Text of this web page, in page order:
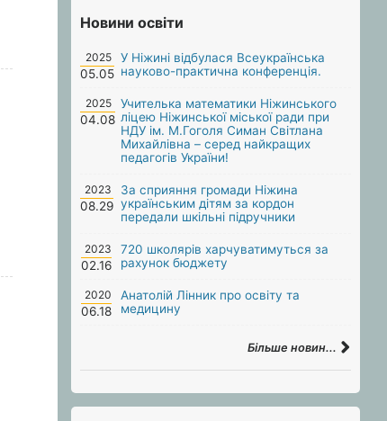
Новини освіти
2025
05.05
У Ніжині відбулася Всеукраїнська
науково-практична конференція.
2025
04.08
Учителька математики Ніжинського
ліцею Ніжинської міської ради при
НДУ ім. М.Гоголя Симан Світлана
Михайлівна – серед найкращих
педагогів України!
2023
08.29
За сприяння громади Ніжина
українським дітям за кордон
передали шкільні підручники
2023
02.16
720 школярів харчуватимуться за
рахунок бюджету
2020
06.18
Анатолій Лінник про освіту та
медицину
Більше новин...